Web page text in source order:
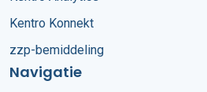
Kentro Konnekt
zzp-bemiddeling
Navigatie